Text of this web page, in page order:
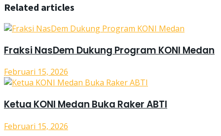
Related articles
Fraksi NasDem Dukung Program KONI Medan
Februari 15, 2026
Ketua KONI Medan Buka Raker ABTI
Februari 15, 2026